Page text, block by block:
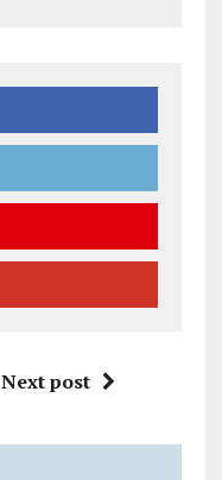
Next post